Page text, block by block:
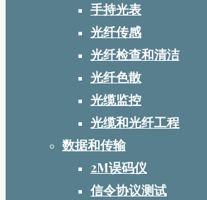
手持光表
光纤传感
光纤检查和清洁
光纤色散
光缆监控
光缆和光纤工程
数据和传输
2M误码仪
信令协议测试